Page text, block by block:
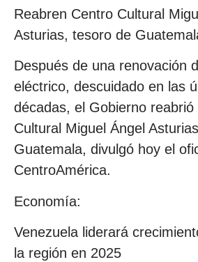
Reabren Centro Cultural
Asturias, tesoro de
Después de una renovación
eléctrico, descuidado en las
décadas, el Gobierno reabrió
Cultural Miguel Ángel
Guatemala, divulgó hoy el
CentroAmérica.
Economía:
Venezuela liderará
la región en 2025